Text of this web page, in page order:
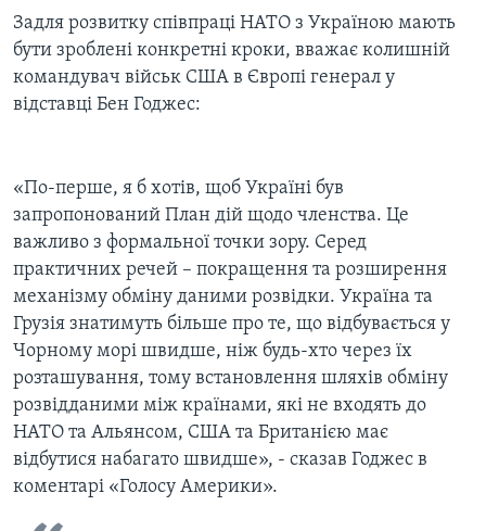
Задля розвитку співпраці НАТО з Україною мають
бути зроблені конкретні кроки, вважає колишній
командувач військ США в Європі генерал у
відставці Бен Годжес:
«По-перше, я б хотів, щоб Україні був
запропонований План дій щодо членства. Це
важливо з формальної точки зору. Серед
практичних речей – покращення та розширення
механізму обміну даними розвідки. Україна та
Грузія знатимуть більше про те, що відбувається у
Чорному морі швидше, ніж будь-хто через їх
розташування, тому встановлення шляхів обміну
розвідданими між країнами, які не входять до
НАТО та Альянсом, США та Британією має
відбутися набагато швидше», - сказав Годжес в
коментарі «Голосу Америки».